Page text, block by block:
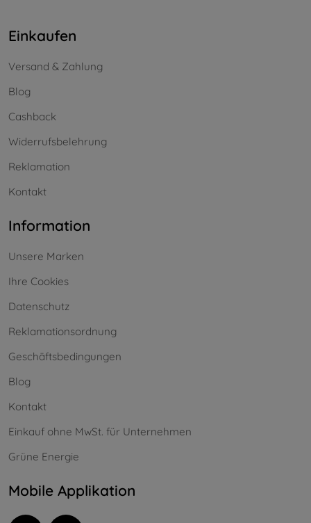
Einkaufen
Versand & Zahlung
Blog
Cashback
Widerrufsbelehrung
Reklamation
Kontakt
Information
Unsere Marken
Ihre Cookies
Datenschutz
Reklamationsordnung
Geschäftsbedingungen
Blog
Kontakt
Einkauf ohne MwSt. für Unternehmen
Grüne Energie
Mobile Applikation